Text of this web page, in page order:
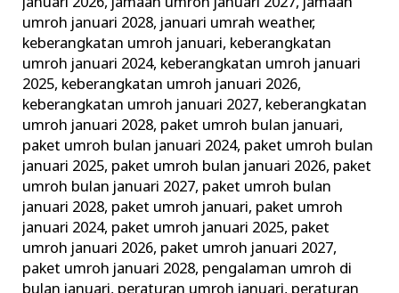
umroh januari 2028, januari umrah weather,
keberangkatan umroh januari, keberangkatan
umroh januari 2024, keberangkatan umroh januari
2025, keberangkatan umroh januari 2026,
keberangkatan umroh januari 2027, keberangkatan
umroh januari 2028, paket umroh bulan januari,
paket umroh bulan januari 2024, paket umroh bulan
januari 2025, paket umroh bulan januari 2026, paket
umroh bulan januari 2027, paket umroh bulan
januari 2028, paket umroh januari, paket umroh
januari 2024, paket umroh januari 2025, paket
umroh januari 2026, paket umroh januari 2027,
paket umroh januari 2028, pengalaman umroh di